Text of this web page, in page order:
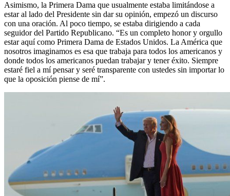
Asimismo, la Primera Dama que usualmente estaba limitándose a
estar al lado del Presidente sin dar su opinión, empezó un discurso
con una oración. Al poco tiempo, se estaba dirigiendo a cada
seguidor del Partido Republicano. “Es un completo honor y orgullo
estar aquí como Primera Dama de Estados Unidos. La América que
nosotros imaginamos es esa que trabaja para todos los americanos y
donde todos los americanos puedan trabajar y tener éxito. Siempre
estaré fiel a mí pensar y seré transparente con ustedes sin importar lo
que la oposición piense de mí”.